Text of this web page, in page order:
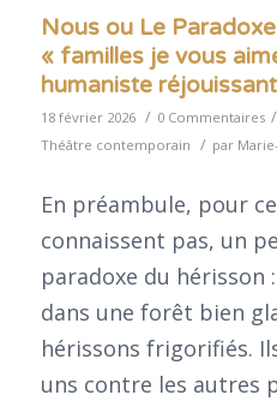
Nous ou Le
« familles je vous
humaniste
18 février 2026 / 0 Commentaires /
Théâtre contemporain / par
En préambule, pour
connaissent pas, un
paradoxe du hérisson
dans une forêt bien
hérissons frigorifiés.
uns contre les autres